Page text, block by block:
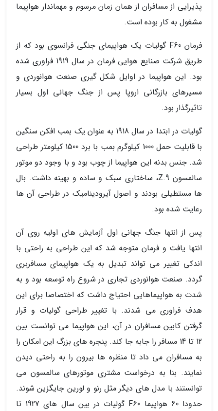
پذیرایی از مسافران از همان زمان مرسوم و مهماندار هواپیما
مشغول به کار بوده است.
فرمان F60 گولیات یک هواپیمای جنگی فرانسوی بود که از
طریق شرکت صنایع هوایی فرمان در سال 1919 فراوری شده
بود. این هواپیما در اوایل شکل گیری صنعت هوانوردی و
مسیرهای بازرگانی اروپا پس از جنگ جهانی اول بسیار
تاثیرگذار بود.
گولیات در ابتدا در سال 1918 به عنوان یک بمب افکن سنگین
با قابلیت حمل 1000 کیلوگرم بمب با برد 1500 کیلومتر طراحی
شد. جنس بدنه این هواپیما از چوب بود و با وجود دو موتور
سالمسون Z.9، ساختاری سبک و ساده و بهینه داشت. بال
ها مستطیلی بودند و اصول آیرودینامیک در طراحی آن ها
رعایت شده بود.
پس از انتها جنگ جهانی اول آزمایش های اولیه روی آن
انتها یافت و فرمان متوجه شد که این طراحی به راحتی با
اندکی تغییر می تواند تبدیل به یک هواپیمای مسافربری
گردد. صنعت هوانوردی تجاری در شروع راه توسعه بود و به
شدت به هواپیماهایی احتیاج داشت که اختصاصا برای این
هدف فراوری می شدند. با تغییر طراحی گولیات و قرار
گرفتن کابین مسافران در آن، این هواپیما می توانست بین
12 تا 14 مسافر را جابه جا کند. پنجره های بزرگ این امکان را
به مسافران می داد تا منظره ها بیرون را به راحتی دیدن
نمایند. بنا به درخواست مشتری موتورهای سالمسون می
توانستند با مدل های دیگر مثل رنو و لورین جایگزین شوند.
حدودا 60 هواپیما F60 گولیات در بین سال های 1927 تا